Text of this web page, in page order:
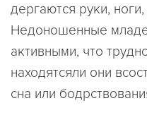
дергаются руки,
Недоношенные
активными, что
находятсяли они
сна или